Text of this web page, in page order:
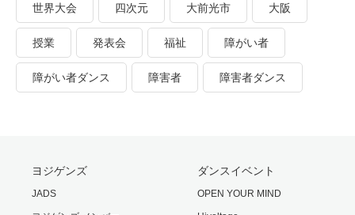
世界大会 四次元 大前光市 大阪
授業 発表会 福祉 障がい者
障がい者ダンス 障害者 障害者ダンス
ヨジゲンズ
JADS
ダンスイベント
OPEN YOUR MIND